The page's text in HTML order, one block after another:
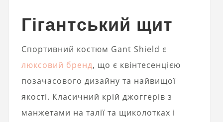
Гігантський щит
Спортивний костюм Gant Shield є
люксовий бренд, що є квінтесенцією
позачасового дизайну та найвищої
якості. Класичний крій джоггерів з
манжетами на талії та щиколотках і